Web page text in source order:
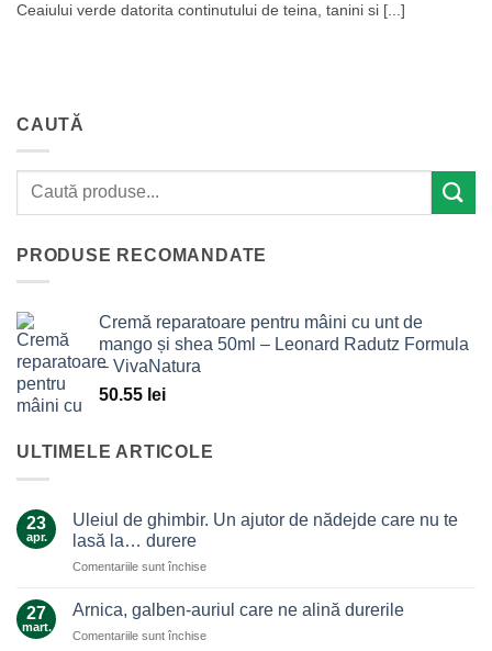
Ceaiului verde datorita continutului de teina, tanini si [...]
CAUTĂ
PRODUSE RECOMANDATE
Cremă reparatoare pentru mâini cu unt de
mango și shea 50ml – Leonard Radutz Formula
– VivaNatura
50.55 lei
ULTIMELE ARTICOLE
23
apr.
Uleiul de ghimbir. Un ajutor de nădejde care nu te
lasă la… durere
Comentariile sunt închisepentru
de
Un
27
mart.
Arnica, galben-auriul care ne alină durerile
Comentariile sunt închisepentru